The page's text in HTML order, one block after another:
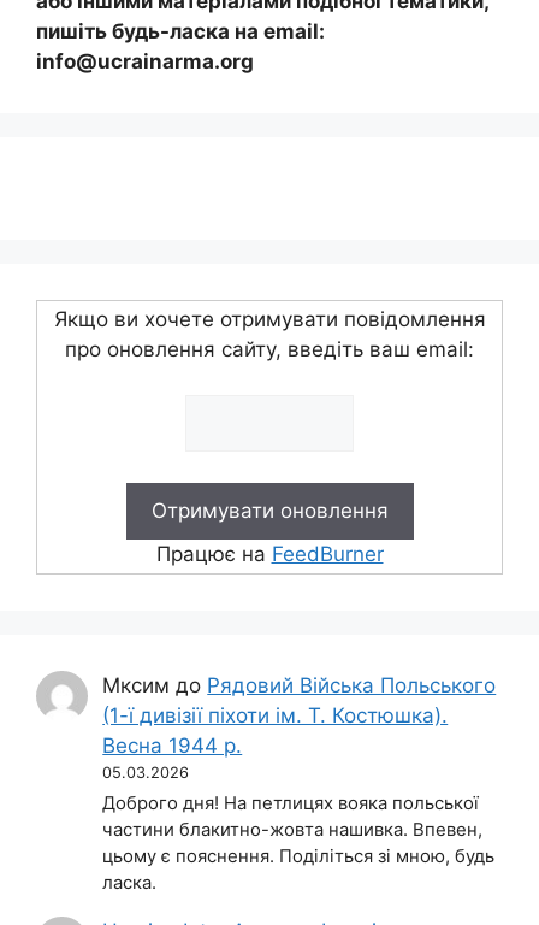
пишіть будь-ласка на email:
info@ucrainarma.org
Якщо ви хочете отримувати повідомлення
про оновлення сайту, введіть ваш email:
Працює на FeedBurner
Мксим до Рядовий Війська Польського
(1-ї дивізії піхоти ім. Т. Костюшка).
Весна 1944 р.
05.03.2026
Доброго дня! На петлицях вояка польської
частини блакитно-жовта нашивка. Впевен,
цьому є пояснення. Поділіться зі мною, будь
ласка.